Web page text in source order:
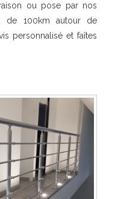
ou pose par nos
de 100km autour de
personnalisé et faîtes